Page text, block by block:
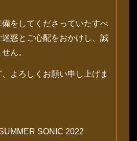
をしてくださっていたすべ
惑とご心配をおかけし、誠
ん。
よろしくお願い申し上げま
SONIC 2022